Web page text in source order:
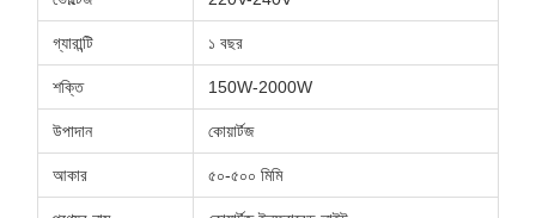
গ্যারান্টি ১ বছর
শক্তি 150W-2000W
উপাদান কোয়ার্টজ
আকার ৫০-৫০০ মিমি